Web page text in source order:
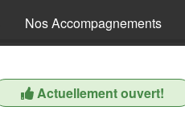
Nos Accompagnements
Actuellement ouvert!